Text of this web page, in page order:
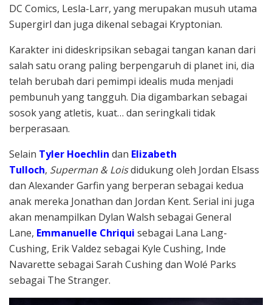
DC Comics, Lesla-Larr, yang merupakan musuh utama
Supergirl dan juga dikenal sebagai Kryptonian.
Karakter ini dideskripsikan sebagai tangan kanan dari
salah satu orang paling berpengaruh di planet ini, dia
telah berubah dari pemimpi idealis muda menjadi
pembunuh yang tangguh. Dia digambarkan sebagai
sosok yang atletis, kuat… dan seringkali tidak
berperasaan.
Selain Tyler Hoechlin dan Elizabeth
Tulloch, Superman & Loisdidukung oleh Jordan Elsass
dan Alexander Garfin yang berperan sebagai kedua
anak mereka Jonathan dan Jordan Kent. Serial ini juga
akan menampilkan Dylan Walsh sebagai General
Lane, Emmanuelle Chriqui sebagai Lana Lang-
Cushing, Erik Valdez sebagai Kyle Cushing, Inde
Navarette sebagai Sarah Cushing dan Wolé Parks
sebagai The Stranger.